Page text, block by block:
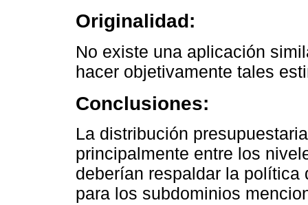
Originalidad:
No existe una aplicación
hacer objetivamente tales
Conclusiones:
La distribución
principalmente entre los
deberían respaldar la política
para los subdominios